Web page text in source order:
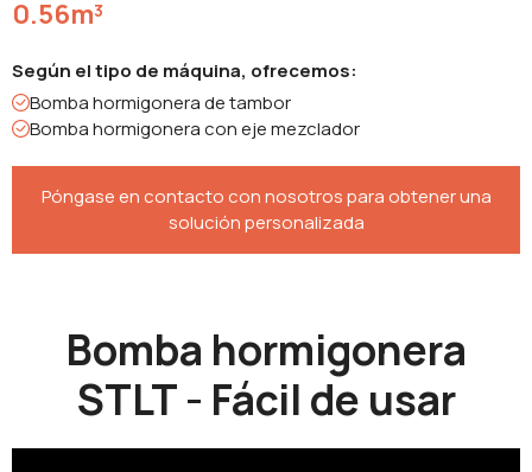
0.56m³
Según el tipo de máquina, ofrecemos:
Bomba hormigonera de tambor
Bomba hormigonera con eje mezclador
Póngase en contacto con nosotros para obtener una
solución personalizada
Bomba hormigonera
STLT - Fácil de usar